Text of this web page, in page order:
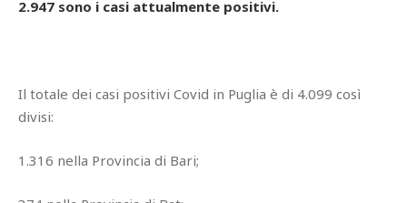
2.947 sono i casi attualmente positivi.
Il totale dei casi positivi Covid in Puglia è di 4.099 così
divisi:
1.316 nella Provincia di Bari;